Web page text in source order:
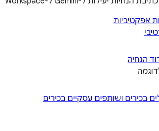
אפקטיביות
הנחיה
בכירים ושותפים עסקיים בכירים